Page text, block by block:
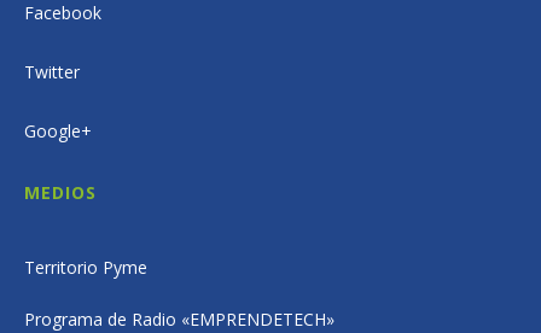
Facebook
Twitter
Google+
MEDIOS
Territorio Pyme
Programa de Radio «EMPRENDETECH»